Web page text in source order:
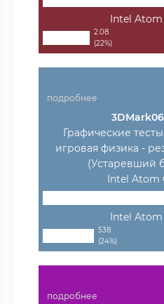
Intel Atom
2.08
(22%)
подробнее
Графические
игровая физика -
(Устаревший
Intel Atom
Intel Atom
538
(24%)
подробнее